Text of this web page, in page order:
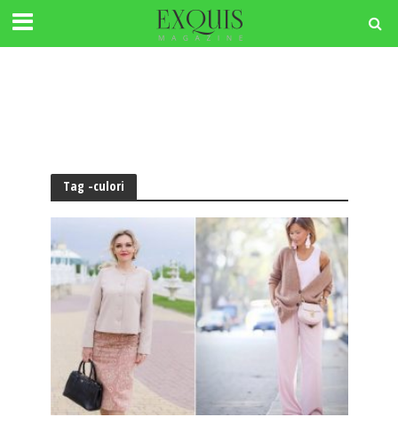
Tag -culori